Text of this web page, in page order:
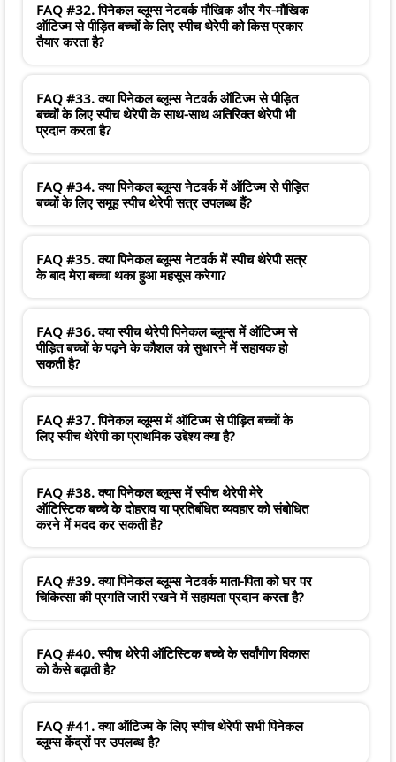
FAQ #32. पिनेकल ब्लूम्स नेटवर्क मौखिक और गैर-मौखिक
ऑटिज्म से पीड़ित बच्चों के लिए स्पीच थेरेपी को किस प्रकार
तैयार करता है?
FAQ #33. क्या पिनेकल ब्लूम्स नेटवर्क ऑटिज्म से पीड़ित
बच्चों के लिए स्पीच थेरेपी के साथ-साथ अतिरिक्त थेरेपी भी
प्रदान करता है?
FAQ #34. क्या पिनेकल ब्लूम्स नेटवर्क में ऑटिज्म से पीड़ित
बच्चों के लिए समूह स्पीच थेरेपी सत्र उपलब्ध हैं?
FAQ #35. क्या पिनेकल ब्लूम्स नेटवर्क में स्पीच थेरेपी सत्र
के बाद मेरा बच्चा थका हुआ महसूस करेगा?
FAQ #36. क्या स्पीच थेरेपी पिनेकल ब्लूम्स में ऑटिज्म से
पीड़ित बच्चों के पढ़ने के कौशल को सुधारने में सहायक हो
सकती है?
FAQ #37. पिनेकल ब्लूम्स में ऑटिज्म से पीड़ित बच्चों के
लिए स्पीच थेरेपी का प्राथमिक उद्देश्य क्या है?
FAQ #38. क्या पिनेकल ब्लूम्स में स्पीच थेरेपी मेरे
ऑटिस्टिक बच्चे के दोहराव या प्रतिबंधित व्यवहार को संबोधित
करने में मदद कर सकती है?
FAQ #39. क्या पिनेकल ब्लूम्स नेटवर्क माता-पिता को घर पर
चिकित्सा की प्रगति जारी रखने में सहायता प्रदान करता है?
FAQ #40. स्पीच थेरेपी ऑटिस्टिक बच्चे के सर्वांगीण विकास
को कैसे बढ़ाती है?
FAQ #41. क्या ऑटिज्म के लिए स्पीच थेरेपी सभी पिनेकल
ब्लूम्स केंद्रों पर उपलब्ध है?